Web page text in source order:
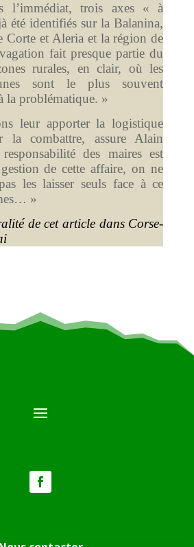
l’immédiat, trois axes « à
été identifiés sur la Balanina,
Corte et Aleria et la région de
fait presque partie du
rurales, en clair, où les
sont le plus souvent
la problématique. »
leur apporter la logistique
la combattre, assure Alain
des maires est
de cette affaire, on ne
les laisser seuls face à ce
»
de cet article dans Corse-